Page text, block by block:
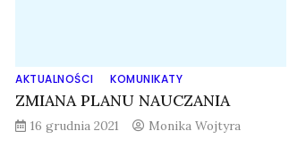
AKTUALNOŚCI KOMUNIKATY
ZMIANA PLANU NAUCZANIA
16 grudnia 2021 Monika Wojtyra